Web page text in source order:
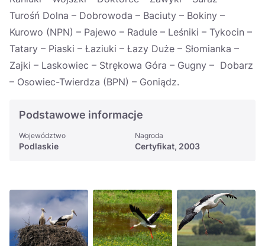
Zamknij
Turośń Dolna – Dobrowoda – Baciuty – Bokiny –
Kurowo (NPN) – Pajewo – Radule – Leśniki – Tykocin –
Tatary – Piaski – Łaziuki – Łazy Duże – Słomianka –
Zajki – Laskowiec – Strękowa Góra – Gugny – Dobarz
– Osowiec-Twierdza (BPN) – Goniądz.
Podstawowe informacje
Województwo
Podlaskie
Nagroda
Certyfikat, 2003